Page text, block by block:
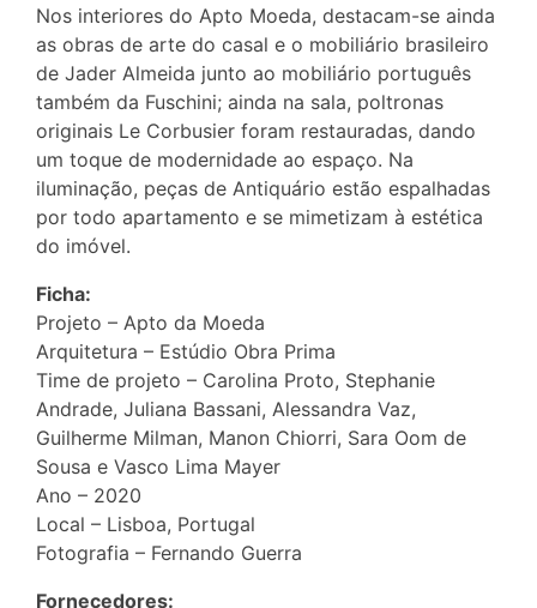
Nos interiores do Apto Moeda, destacam-se ainda
as obras de arte do casal e o mobiliário brasileiro
de Jader Almeida junto ao mobiliário português
também da Fuschini; ainda na sala, poltronas
originais Le Corbusier foram restauradas, dando
um toque de modernidade ao espaço. Na
iluminação, peças de Antiquário estão espalhadas
por todo apartamento e se mimetizam à estética
do imóvel.
Ficha:
Projeto – Apto da Moeda
Arquitetura – Estúdio Obra Prima
Time de projeto – Carolina Proto, Stephanie
Andrade, Juliana Bassani, Alessandra Vaz,
Guilherme Milman, Manon Chiorri, Sara Oom de
Sousa e Vasco Lima Mayer
Ano – 2020
Local – Lisboa, Portugal
Fotografia – Fernando Guerra
Fornecedores: